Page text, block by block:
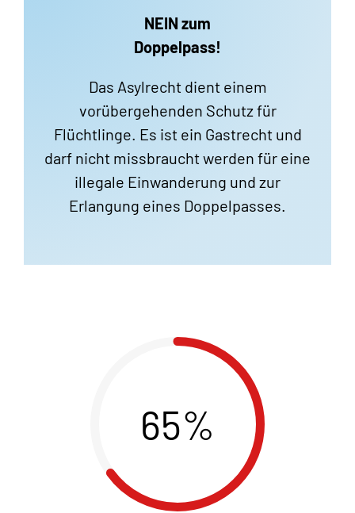
NEIN zum
Doppelpass!
Das Asylrecht dient einem
vorübergehenden Schutz für
Flüchtlinge. Es ist ein Gastrecht und
darf nicht missbraucht werden für eine
illegale Einwanderung und zur
Erlangung eines Doppelpasses.
65%